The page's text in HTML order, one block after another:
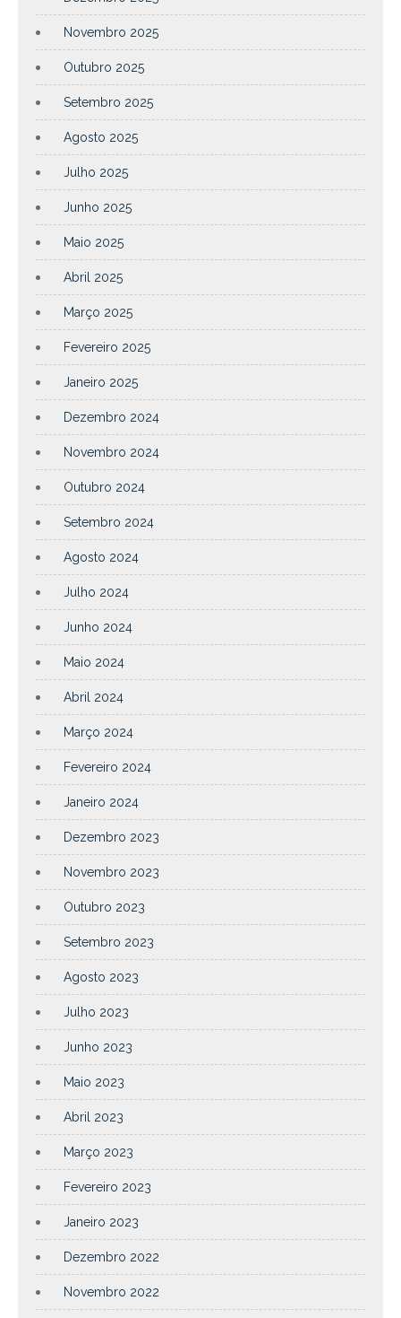
Novembro 2025
Outubro 2025
Setembro 2025
Agosto 2025
Julho 2025
Junho 2025
Maio 2025
Abril 2025
Março 2025
Fevereiro 2025
Janeiro 2025
Dezembro 2024
Novembro 2024
Outubro 2024
Setembro 2024
Agosto 2024
Julho 2024
Junho 2024
Maio 2024
Abril 2024
Março 2024
Fevereiro 2024
Janeiro 2024
Dezembro 2023
Novembro 2023
Outubro 2023
Setembro 2023
Agosto 2023
Julho 2023
Junho 2023
Maio 2023
Abril 2023
Março 2023
Fevereiro 2023
Janeiro 2023
Dezembro 2022
Novembro 2022